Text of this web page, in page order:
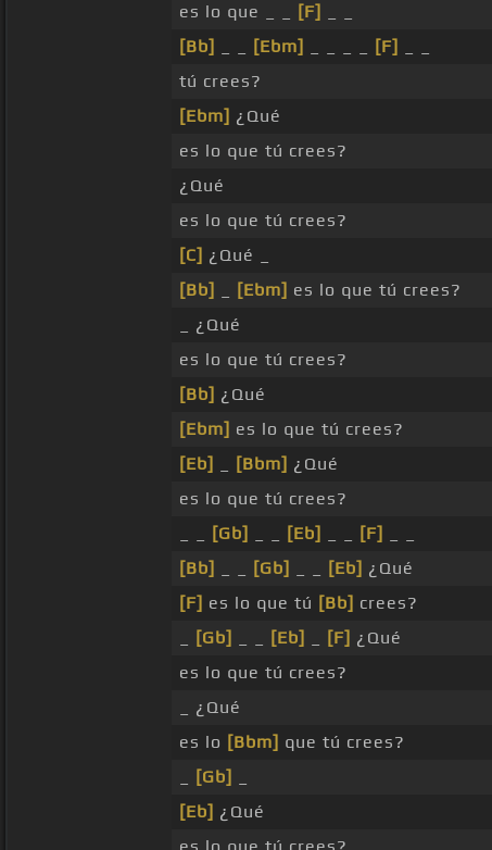
es lo que _ _
[F]
[Bb]
[Ebm] [F]
tú crees?
[Ebm] ¿Qué
es lo que tú crees?
¿Qué
es lo que tú crees?
[C] ¿Qué _
[Bb]
[Ebm] es lo que tú crees?
_ ¿Qué
es lo que tú crees?
[Bb] ¿Qué
[Ebm] es lo que tú crees?
[Eb]
[Bbm] ¿Qué
es lo que tú crees?
[Gb] [Eb] [F]
[Bb]
[Gb] [Eb] ¿Qué
[F] es lo que tú [Bb] crees?
[Gb] [Eb] [F] ¿Qué
es lo que tú crees?
_ ¿Qué
es lo [Bbm] que tú crees?
[Gb]
[Eb] ¿Qué